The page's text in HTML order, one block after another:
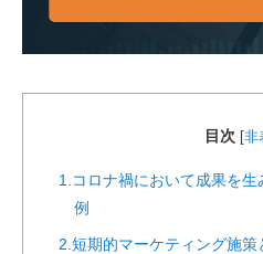
目次 [非
1.コロナ禍において成果を
例
2.短期的マーケティング施